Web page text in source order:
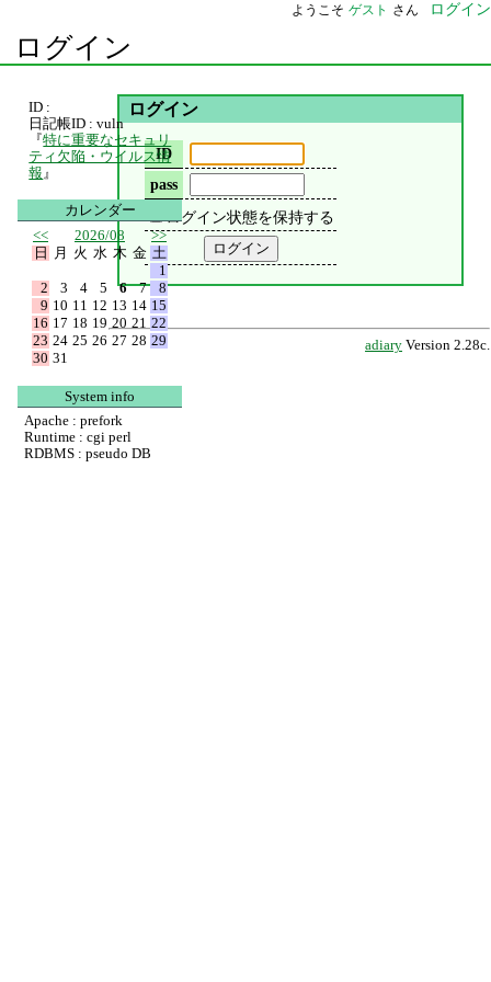
ようこそ ゲスト さん ログイン
ログイン
ログイン
ID
pass
ログイン状態を保持する
adiary Version 2.28c.
ID :
日記帳ID : vuln
『特に重要なセキュリ
ティ欠陥・ウイルス情
報 』
カレンダー
<<
2026/08
>>
日
月 火 水 木 金 土
1
2
3 4 5 6 7
8
9 10 11 12 13 14 15
16 17 18 19 20 21 22
23 24 25 26 27 28 29
30 31
System info
Apache : prefork
Runtime : cgi perl
RDBMS : pseudo DB